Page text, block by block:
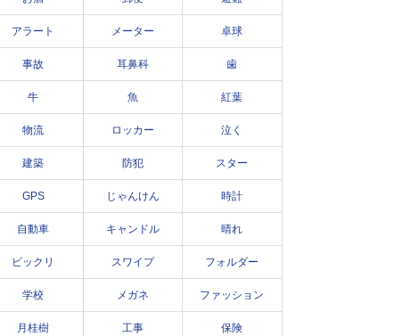
アラート メーター 卓球
事故 耳鼻科 歯
牛 魚 紅葉
物流 ロッカー 泣く
建築 防犯 スター
GPS じゃんけん 時計
自動車 キャンドル 晴れ
ビックリ スワイプ フォルダー
学校 メガネ ファッション
月桂樹 工事 保険